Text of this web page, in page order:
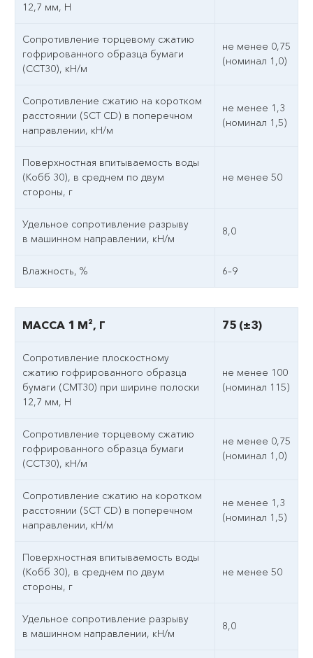
12,7 мм, Н
Сопротивление торцевому сжатию
гофрированного образца бумаги
(ССТ30), кН/м
не менее 0,75
(номинал 1,0)
Сопротивление сжатию на коротком
расстоянии (SCT CD) в поперечном
направлении, кН/м
не менее 1,3
(номинал 1,5)
Поверхностная впитываемость воды
(Кобб 30), в среднем по двум
стороны, г
не менее 50
Удельное сопротивление разрыву
в машинном направлении, кН/м
8,0
Влажность, % 6–9
МАССА 1 М², Г 75 (±3)
Сопротивление плоскостному
сжатию гофрированного образца
бумаги (СМТ30) при ширине полоски
12,7 мм, Н
не менее 100
(номинал 115)
Сопротивление торцевому сжатию
гофрированного образца бумаги
(ССТ30), кН/м
не менее 0,75
(номинал 1,0)
Сопротивление сжатию на коротком
расстоянии (SCT CD) в поперечном
направлении, кН/м
не менее 1,3
(номинал 1,5)
Поверхностная впитываемость воды
(Кобб 30), в среднем по двум
стороны, г
не менее 50
Удельное сопротивление разрыву
в машинном направлении, кН/м
8,0